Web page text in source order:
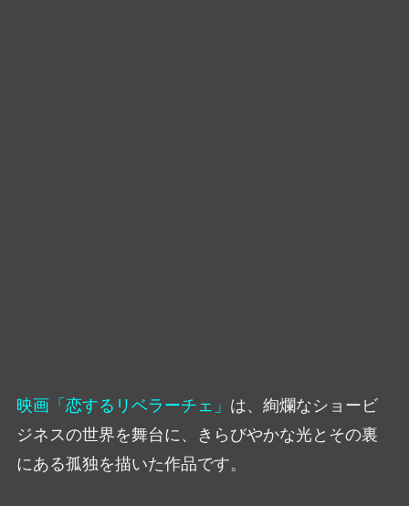
映画「恋するリベラーチェ」 は、絢爛なショービ
ジネスの世界を舞台に、きらびやかな光とその裏
にある孤独を描いた作品です。